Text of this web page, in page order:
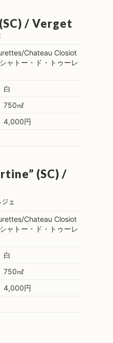
/ Verget
Chateau Closiot
ャトー・ド・トゥーレ
白
750㎖
4,000円
(SC) /
ェ
Chateau Closiot
ャトー・ド・トゥーレ
白
750㎖
4,000円